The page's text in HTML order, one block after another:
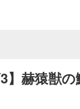
】赫猿獣